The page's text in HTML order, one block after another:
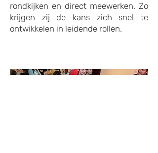
rondkijken en direct meewerken. Zo
krijgen zij de kans zich snel te
ontwikkelen in leidende rollen.